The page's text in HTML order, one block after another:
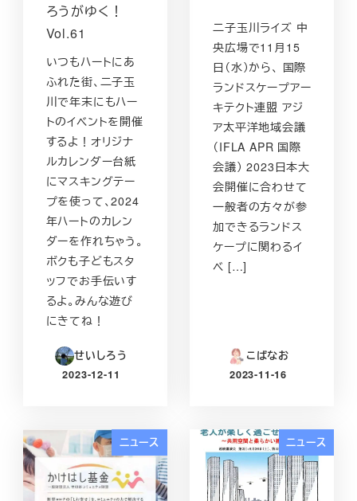
ろうがゆく！
Vol.61
いつもハートにあ
ふれた街、二子玉
川で年末にもハー
トのイベントを開催
するよ！オリジナ
ルカレンダー台紙
にマスキングテー
プを使って、2024
年ハートのカレン
ダーを作れちゃう。
ボクも子どもスタ
ッフでお手伝いす
るよ。みんな遊び
にきてね！
せいしろう
投稿日
2023-12-11
二子玉川ライズ 中
央広場で11月15
日（水）から、 国際
ランドスケープアー
キテクト連盟 アジ
ア太平洋地域会議
（IFLA APR 国際
会議） 2023日本大
会開催に合わせて
一般者の方々が参
加できるランドス
ケープに関わるイ
ベ […]
こばなお
投稿日
2023-11-16
ニュース ニュース